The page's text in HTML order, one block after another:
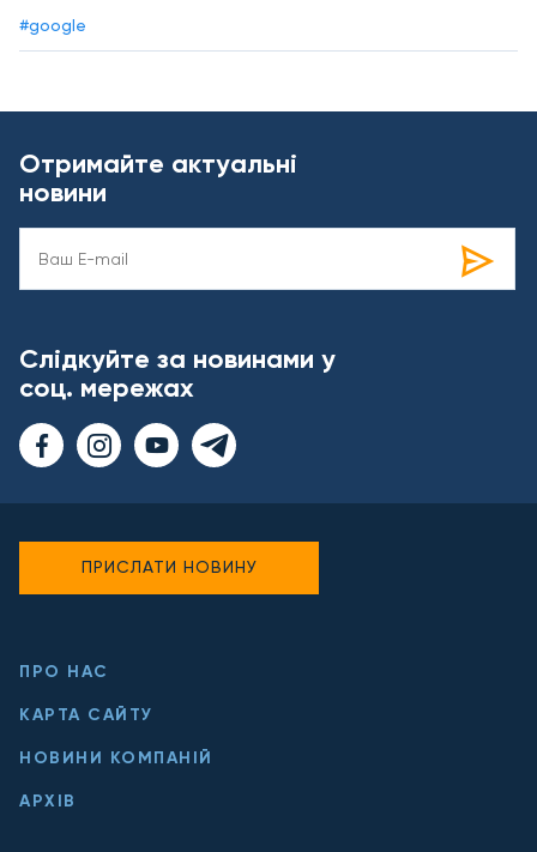
#google
Отримайте актуальні
новини
Слідкуйте за новинами у
соц. мережах
ПРО НАС
КАРТА САЙТУ
НОВИНИ КОМПАНІЙ
АРХІВ
ПРИСЛАТИ НОВИНУ